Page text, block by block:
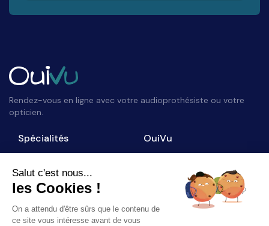
Rendez-vous en ligne avec votre audioprothésiste ou votre
opticien.
Spécialités
Opticiens
Audioprothésistes
OuiVu
Qui sommes-nous ?
Nous contacter
Accès professionnel
Suivez-nous
Salut c'est nous...
les Cookies !
On a attendu d'être sûrs que le contenu de
ce site vous intéresse avant de vous